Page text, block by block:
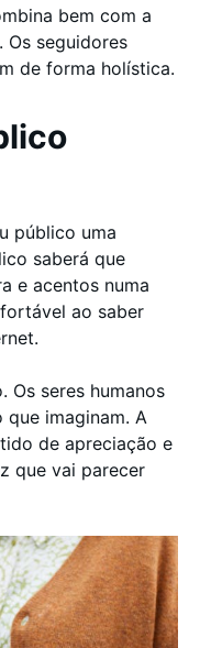
bem com a
Os seguidores
de forma holística.
público uma
saberá que
e acentos numa
ao saber
Os seres humanos
imaginam. A
de apreciação e
que vai parecer